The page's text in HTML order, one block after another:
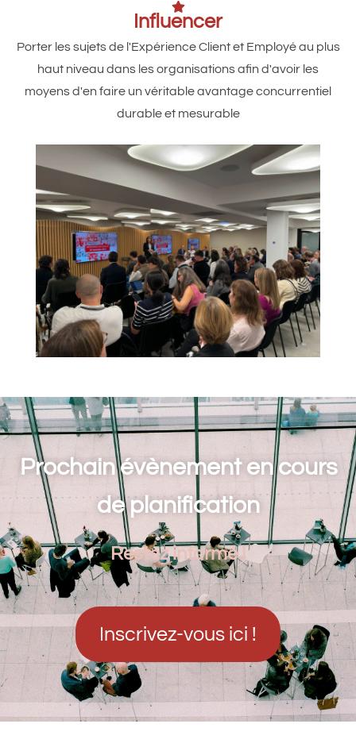
Influencer
Porter les sujets de l'Expérience Client et Employé au plus
haut niveau dans les organisations afin d'avoir les
moyens d'en faire un véritable avantage concurrentiel
durable et mesurable
Prochain évènement en cours
de planification
Restez informé !
Inscrivez-vous ici !